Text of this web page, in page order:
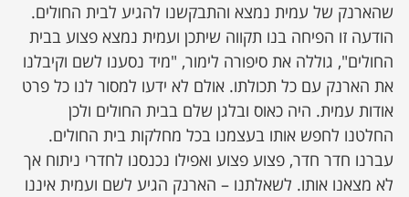
שהארנק של עמית נמצא והתבקשנו להגיע לבית החולים.
הודעה זו הפיחה בנו תקווה שיתכן ועמית נמצא פצוע בבית
החולים", גוללה את סיפורה לימור, "מיד נסענו לשם וקיבלנו
את הארנק עם כל תכולתו. אולם לא ידעו למסור לנו כל פרט
אודות עמית. היה כאוס ובלגן שלם בבית החולים ולכן
החלטנו לחפש אותו בעצמנו בכל מחלקות בית החולים.
עברנו חדר חדר, פצוע פצוע ואפילו נכנסנו לחדרי ניתוח אך
לא מצאנו אותו. לשאלתנו – הארנק הגיע לשם ועמית איננו